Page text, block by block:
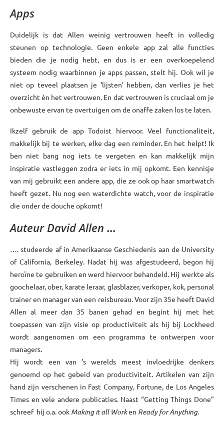
Apps
Duidelijk is dat Allen weinig vertrouwen heeft in volledig
steunen op technologie. Geen enkele app zal alle functies
bieden die je nodig hebt, en dus is er een overkoepelend
systeem nodig waarbinnen je apps passen, stelt hij. Ook wil je
niet op teveel plaatsen je ‘lijsten’ hebben, dan verlies je het
overzicht èn het vertrouwen. En dat vertrouwen is cruciaal om je
onbewuste ervan te overtuigen om de onaffe zaken los te laten.
Ikzelf gebruik de app Todoist hiervoor. Veel functionaliteit,
makkelijk bij te werken, elke dag een reminder. En het helpt! Ik
ben niet bang nog iets te vergeten en kan makkelijk mijn
inspiratie vastleggen zodra er iets in mij opkomt. Een kennisje
van mij gebruikt een andere app, die ze ook op haar smartwatch
heeft gezet. Nu nog een waterdichte watch, voor de inspiratie
die onder de douche opkomt!
Auteur David Allen …
…. studeerde af in Amerikaanse Geschiedenis aan de University
of California, Berkeley. Nadat hij was afgestudeerd, begon hij
heroïne te gebruiken en werd hiervoor behandeld. Hij werkte als
goochelaar, ober, karate leraar, glasblazer, verkoper, kok, personal
trainer en manager van een reisbureau. Voor zijn 35e heeft David
Allen al meer dan 35 banen gehad en begint hij met het
toepassen van zijn visie op productiviteit als hij bij Lockheed
wordt aangenomen om een programma te ontwerpen voor
managers.
Hij wordt een van ’s werelds meest invloedrijke denkers
genoemd op het gebeid van productiviteit. Artikelen van zijn
hand zijn verschenen in Fast Company, Fortune, de Los Angeles
Times en vele andere publicaties. Naast “Getting Things Done”
schreef hij o.a. ook Making it all Worken Ready for Anything.